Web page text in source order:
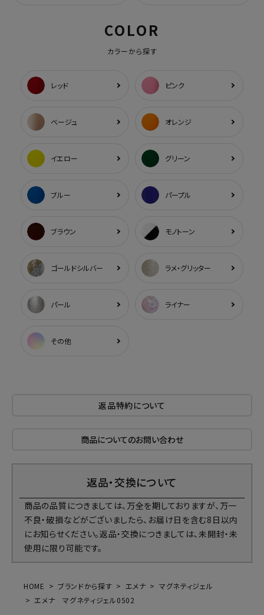
COLOR
カラーから探す
レッド ピンク
ベージュ オレンジ
イエロー グリーン
ブルー パープル
ブラウン モノトーン
ゴールドシルバー ラメ・グリッター
パール ライナー
その他
返品特約について
商品についてのお問い合わせ
返品・交換について
商品の品質につきましては、万全を期しておりますが、万一
不良・破損などがございましたら、お届け日を含む8日以内
にお知らせください。返品・交換につきましては、未開封・未
使用に限り可能です。
HOME ブランドから探す エメナ
マグネティジェル
エメナ マグネティジェル0502